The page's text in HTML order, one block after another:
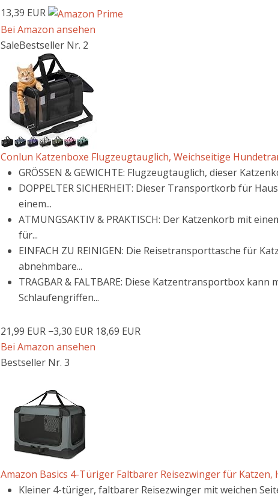
13,39 EUR
Bei Amazon ansehen
SaleBestseller Nr. 2
Conlun Katzenboxe Flugzeugtauglich, Weichseitige
GRÖSSEN & GEWICHTE: Flugzeugtauglich, dieser
DOPPELTER SICHERHEIT: Dieser Transportkorb für
einem...
ATMUNGSAKTIV & PRAKTISCH: Der Katzenkorb mit
für...
EINFACH ZU REINIGEN: Die Reisetransporttasche für
abnehmbare...
TRAGBAR & FALTBARE: Diese Katzentransportbox
Schlaufengriffen...
21,99 EUR −3,30 EUR 18,69 EUR
Bei Amazon ansehen
Bestseller Nr. 3
Amazon Basics 4-Türiger Faltbarer Reisezwinger für Katzen,
Kleiner 4-türiger, faltbarer Reisezwinger mit weichen